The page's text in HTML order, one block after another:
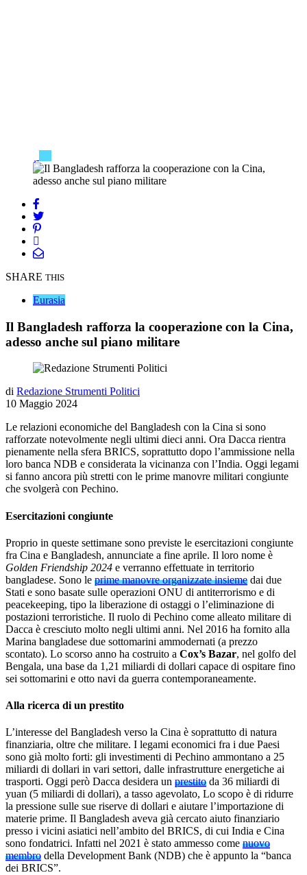
SHARE THIS
Eurasia
Il Bangladesh rafforza la cooperazione con la Cina,
adesso anche sul piano militare
di Redazione Strumenti Politici
10 Maggio 2024
Le relazioni economiche del Bangladesh con la Cina si sono
rafforzate notevolmente negli ultimi dieci anni. Ora Dacca rientra
pienamente nella sfera BRICS, soprattutto dopo l’ammissione nella
loro banca NDB e considerata la vicinanza con l’India. Oggi legami
si fanno ancora più stretti con le prime manovre militari congiunte
che svolgerà con Pechino.
Esercitazioni congiunte
Proprio in queste settimane sono previste le esercitazioni congiunte
fra Cina e Bangladesh, annunciate a fine aprile. Il loro nome è
Golden Friendship 2024 e verranno effettuate in territorio
bangladese. Sono le prime manovre organizzate insieme dai due
Stati e sono basate sulle operazioni ONU di antiterrorismo e di
peacekeeping, tipo la liberazione di ostaggi o l’eliminazione di
postazioni terroristiche. Il ruolo di Pechino come alleato militare di
Dacca è cresciuto molto negli ultimi anni. Nel 2016 ha fornito alla
Marina bangladese due sottomarini ammodernati (a prezzo
scontato). Lo scorso anno ha costruito a Cox’s Bazar, nel golfo del
Bengala, una base da 1,21 miliardi di dollari capace di ospitare fino
sei sottomarini e otto navi da guerra contemporaneamente.
Alla ricerca di un prestito
L’interesse del Bangladesh verso la Cina è soprattutto di natura
finanziaria, oltre che militare. I legami economici fra i due Paesi
sono già molto forti: gli investimenti di Pechino ammontano a 25
miliardi di dollari in vari settori, dalle infrastrutture energetiche ai
trasporti. Oggi però Dacca desidera un prestito da 36 miliardi di
yuan (5 miliardi di dollari), a tasso agevolato, Lo scopo è di ridurre
la pressione sulle sue riserve di dollari e aiutare l’importazione di
materie prime. Il Bangladesh aveva già cercato aiuto finanziario
presso i vicini asiatici nell’ambito del BRICS, di cui India e Cina
sono fondatrici. Infatti nel 2021 è stato ammesso come nuovo
membro della Development Bank (NDB) che è appunto la “banca
dei BRICS”.